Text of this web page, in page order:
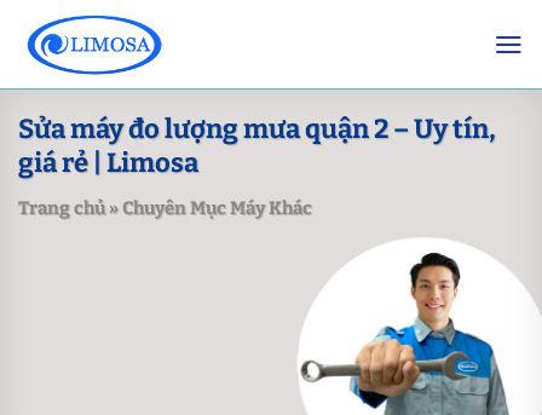
content
Sửa máy đo lượng mưa quận 2 – Uy tín,
giá rẻ | Limosa
Trang chủ»Chuyên Mục Máy Khác